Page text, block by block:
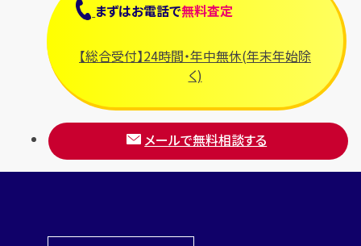
まずはお電話で無料査定
【総合受付】24時間・年中無休(年末年始除
く)
メールで無料相談する